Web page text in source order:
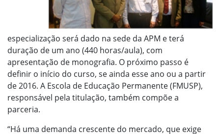
especialização será dado na sede da APM e terá
duração de um ano (440 horas/aula), com
apresentação de monografia. O próximo passo é
definir o início do curso, se ainda esse ano ou a partir
de 2016. A Escola de Educação Permanente (FMUSP),
responsável pela titulação, também compõe a
parceria.
“Há uma demanda crescente do mercado, que exige